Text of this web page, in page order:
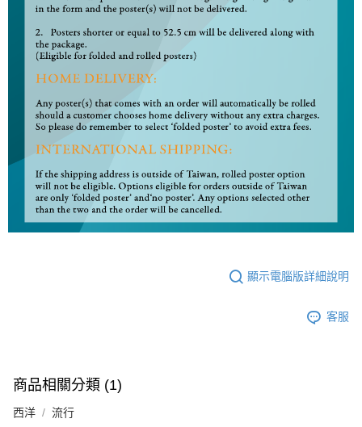
顯示電腦版詳細說明
客服
商品相關分類 (1)
西洋 流行